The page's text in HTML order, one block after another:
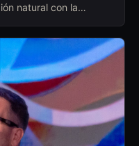
natural con la